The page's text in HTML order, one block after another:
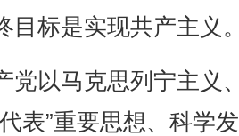
目标是实现共产主义
以马克思列宁主义
表”重要思想、科学